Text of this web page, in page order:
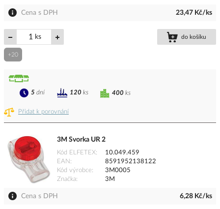
Cena s DPH 23,47 Kč/ks
ks do košíku
+20
Přidat k porovnání
400 ks
5 dní 120 ks
3M Svorka UR 2
Kód ELFETEX
10.049.459
EAN
8591952138122
Kód výrobce
3M0005
Značka
3M
Cena s DPH 6,28 Kč/ks